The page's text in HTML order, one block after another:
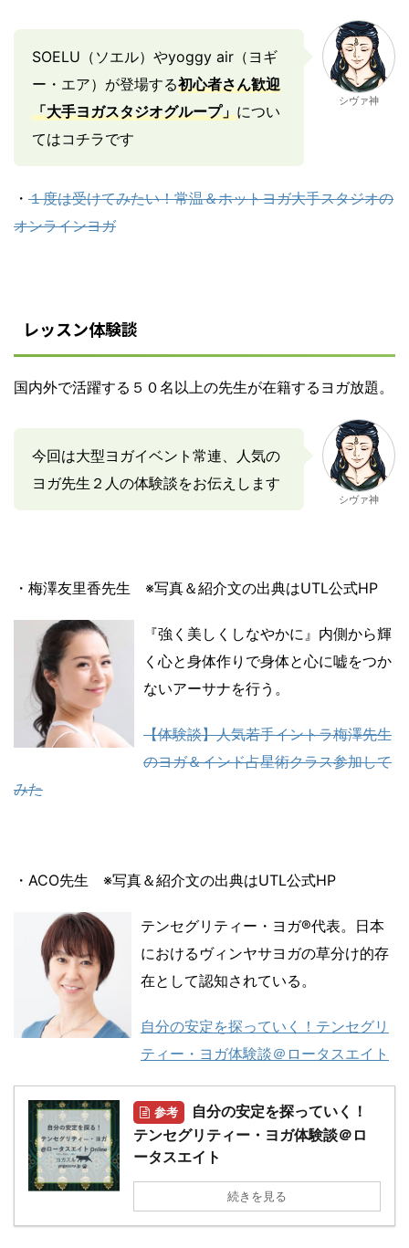
SOELU（ソエル）やyoggy air（ヨギ
ー・エア）が登場する初心者さん歓迎
「大手ヨガスタジオグループ」につい
てはコチラです
シヴァ神
・ １度は受けてみたい！常温＆ホットヨガ大手スタジオの
オンラインヨガ
レッスン体験談
国内外で活躍する５０名以上の先生が在籍するヨガ放題。
今回は大型ヨガイベント常連、人気の
ヨガ先生２人の体験談をお伝えします
シヴァ神
・梅澤友里香先生 ※写真＆紹介文の出典はUTL公式HP
『強く美しくしなやかに』内側から輝
く心と身体作りで身体と心に嘘をつか
ないアーサナを行う。
【体験談】人気若手イントラ梅澤先生
のヨガ＆インド占星術クラス参加して
みた
・ACO先生 ※写真＆紹介文の出典はUTL公式HP
テンセグリティー・ヨガ®代表。日本
におけるヴィンヤサヨガの草分け的存
在として認知されている。
自分の安定を探っていく！テンセグリ
ティー・ヨガ体験談＠ロータスエイト
参考
自分の安定を探っていく！
テンセグリティー・ヨガ体験談＠ロ
ータスエイト
続きを見る